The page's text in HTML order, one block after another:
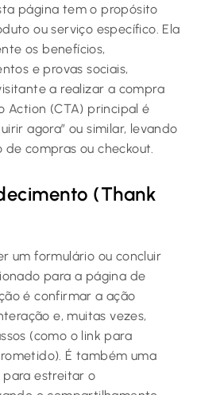
página tem o propósito
ou serviço específico. Ela
os benefícios,
e provas sociais,
a realizar a compra
Action (CTA) principal é
agora” ou similar, levando
compras ou checkout.
(Thank
um formulário ou concluir
para a página de
é confirmar a ação
e, muitas vezes,
(como o link para
É também uma
estreitar o